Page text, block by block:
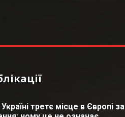
третє місце в Європі за